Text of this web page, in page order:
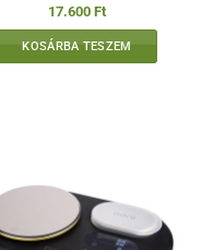
17.600 Ft
KOSÁRBA TESZEM